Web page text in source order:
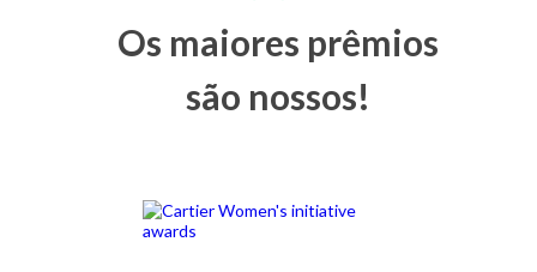
Os maiores prêmios
são nossos!